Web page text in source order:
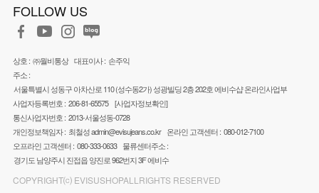
FOLLOW US
상호 : ㈜월비통상 대표이사 : 손주익
주소 :
서울특별시 성동구 아차산로 110 (성수동2가) 성광빌딩 2층 202호 에비수샵 온라인사업부
사업자등록번호 : 206-81-65575 [사업자정보확인]
통신사업자번호 : 2013-서울성동-0728
개인정보책임자 : 최철성admin@evisujeans.co.kr 온라인 고객센터 : 080-012-7100
오프라인 고객센터 : 080-333-0633 물류센터주소 :
경기도 남양주시 진접읍 양진로 962번지 3F 에비수
COPYRIGHT⒞ EVISUSHOPALLRIGHTS RESERVED